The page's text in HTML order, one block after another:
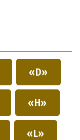
«D»
«H»
«L»